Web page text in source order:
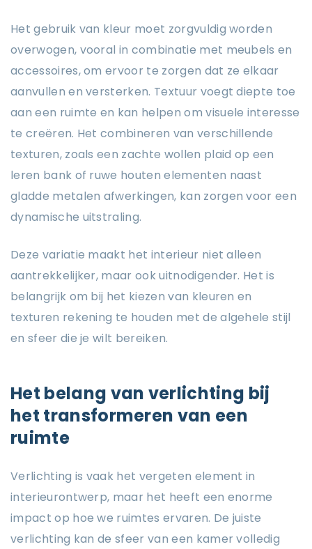
Het gebruik van kleur moet zorgvuldig worden
overwogen, vooral in combinatie met meubels en
accessoires, om ervoor te zorgen dat ze elkaar
aanvullen en versterken. Textuur voegt diepte toe
aan een ruimte en kan helpen om visuele interesse
te creëren. Het combineren van verschillende
texturen, zoals een zachte wollen plaid op een
leren bank of ruwe houten elementen naast
gladde metalen afwerkingen, kan zorgen voor een
dynamische uitstraling.
Deze variatie maakt het interieur niet alleen
aantrekkelijker, maar ook uitnodigender. Het is
belangrijk om bij het kiezen van kleuren en
texturen rekening te houden met de algehele stijl
en sfeer die je wilt bereiken.
Het belang van verlichting bij
het transformeren van een
ruimte
Verlichting is vaak het vergeten element in
interieurontwerp, maar het heeft een enorme
impact op hoe we ruimtes ervaren. De juiste
verlichting kan de sfeer van een kamer volledig